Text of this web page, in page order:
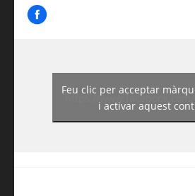
https://
Feu clic per acceptar
i activar aquest